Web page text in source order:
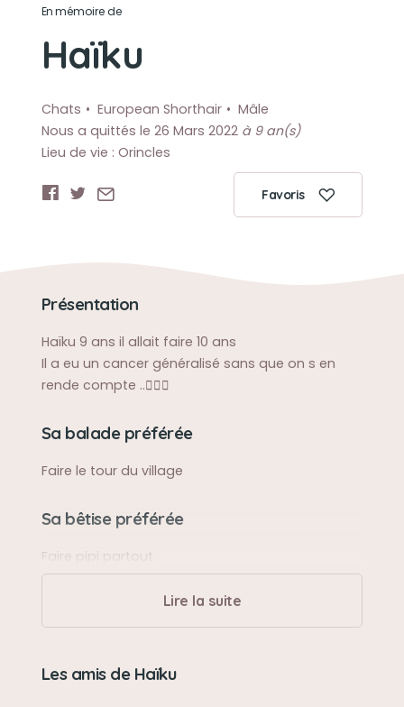
En mémoire de
Haïku
Chats European Shorthair
Mâle
Nous a quittés le 26 Mars 2022 à 9 an(s)
Lieu de vie : Orincles
Favoris
Présentation
Haïku 9 ans il allait faire 10 ans
Il a eu un cancer généralisé sans que on s en
rende compte ..🤷🏻‍♀️
Sa balade préférée
Faire le tour du village
Sa bêtise préférée
Faire pipi partout
Lire la suite
Les amis de Haïku